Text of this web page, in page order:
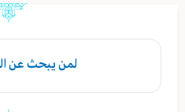
لمن يبحث عن